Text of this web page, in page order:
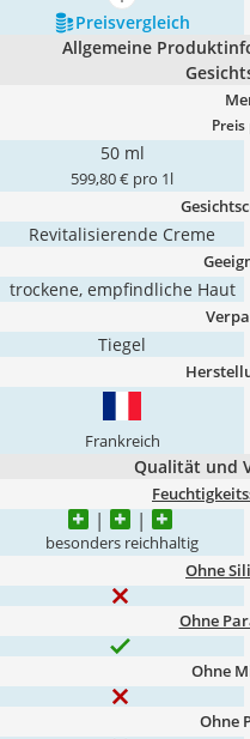
Preis­vergleich
Allgemeine
Preis
50 ml
599,80 € pro 1l
Revitalisierende Creme
trockene, empfindliche Haut
Tiegel
Frankreich
Qualität und
besonders reichhaltig
Ohne
Ohne
Ohne
Ohne